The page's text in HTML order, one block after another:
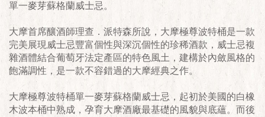
單一麥芽蘇格蘭威士忌。
大摩首席釀酒師理查．派特森所說，大摩極尊波特桶是一款
完美展現威士忌豐富個性與深沉個性的珍稀酒款，威士忌複
雜酒體結合葡萄牙法定產區的特色風土，建構於內斂風格的
飽滿調性，是一款不容錯過的大摩經典之作。
大摩極尊波特桶單一麥芽蘇格蘭威士忌，起初於美國的白橡
木波本桶中熟成，孕育大摩酒廠最基礎的風貌與底蘊。而後